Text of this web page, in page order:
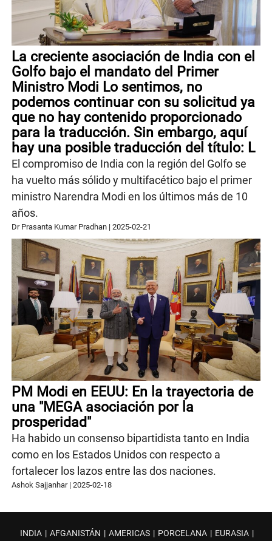
La creciente asociación de India con el
Golfo bajo el mandato del Primer
Ministro Modi Lo sentimos, no
podemos continuar con su solicitud ya
que no hay contenido proporcionado
para la traducción. Sin embargo, aquí
hay una posible traducción del título: L
El compromiso de India con la región del Golfo se
ha vuelto más sólido y multifacético bajo el primer
ministro Narendra Modi en los últimos más de 10
años.
Dr Prasanta Kumar Pradhan |2025-02-21
PM Modi en EEUU: En la trayectoria de
una "MEGA asociación por la
prosperidad"
Ha habido un consenso bipartidista tanto en India
como en los Estados Unidos con respecto a
fortalecer los lazos entre las dos naciones.
Ashok Sajjanhar|2025-02-18
INDIA | AFGANISTÁN | AMERICAS | PORCELANA | EURASIA |